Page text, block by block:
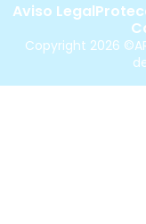
Copyright 2026
Aviso Legal